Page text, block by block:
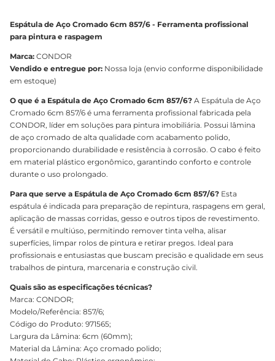
Espátula de Aço Cromado 6cm 857/6 - Ferramenta profissional
para pintura e raspagem
Marca: CONDOR
Vendido e entregue por: Nossa loja (envio conforme disponibilidade
em estoque)
O que é a Espátula de Aço Cromado 6cm 857/6? A Espátula de Aço
Cromado 6cm 857/6 é uma ferramenta profissional fabricada pela
CONDOR, líder em soluções para pintura imobiliária. Possui lâmina
de aço cromado de alta qualidade com acabamento polido,
proporcionando durabilidade e resistência à corrosão. O cabo é feito
em material plástico ergonômico, garantindo conforto e controle
durante o uso prolongado.
Para que serve a Espátula de Aço Cromado 6cm 857/6? Esta
espátula é indicada para preparação de repintura, raspagens em geral,
aplicação de massas corridas, gesso e outros tipos de revestimento.
É versátil e multiúso, permitindo remover tinta velha, alisar
superfícies, limpar rolos de pintura e retirar pregos. Ideal para
profissionais e entusiastas que buscam precisão e qualidade em seus
trabalhos de pintura, marcenaria e construção civil.
Quais são as especificações técnicas?
Marca: CONDOR;
Modelo/Referência: 857/6;
Código do Produto: 971565;
Largura da Lâmina: 6cm (60mm);
Material da Lâmina: Aço cromado polido;